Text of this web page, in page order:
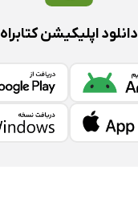
دانلود اپلیکیشن کتابراه